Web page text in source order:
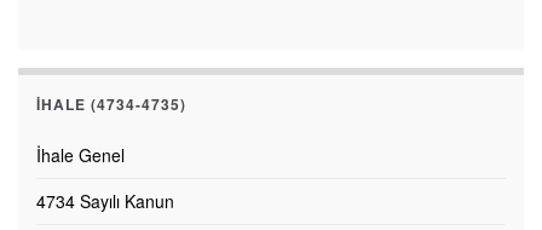
İHALE (4734-4735)
İhale Genel
4734 Sayılı Kanun